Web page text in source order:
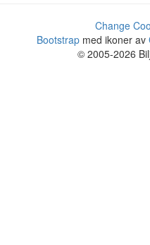
Change
Bootstrapmed ikoner av
© 2005-2026